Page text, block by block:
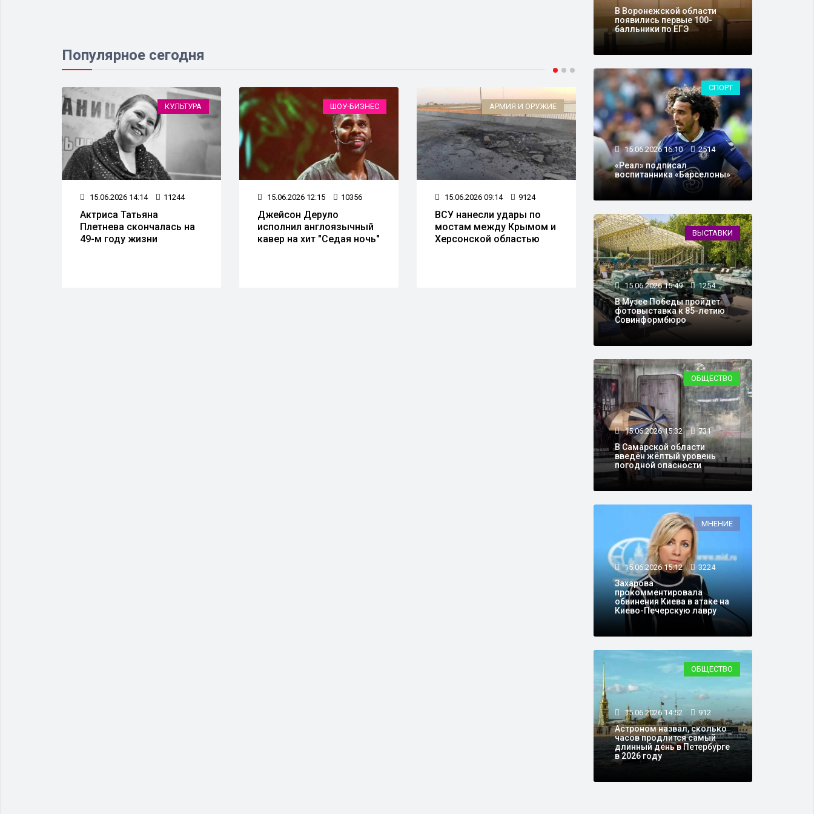
Популярное сегодня
КУЛЬТУРА
15.06.2026 14:14 11244
Актриса Татьяна
Плетнева скончалась на
49-м году жизни
ШОУ-БИЗНЕС
15.06.2026 12:15 10356
Джейсон Деруло
исполнил англоязычный
кавер на хит "Седая ночь"
АРМИЯ И ОРУЖИЕ
15.06.2026 09:14 9124
ВСУ нанесли удары по
мостам между Крымом и
Херсонской областью
ФИНАНСЫ
В Госдуме
спрогнозировали курс
доллара к концу года
В Воронежской области
появились первые 100-
балльники по ЕГЭ
СПОРТ
15.06.2026 16:10 2514
«Реал» подписал
воспитанника «Барселоны»
ВЫСТАВКИ
15.06.2026 15:49 1254
В Музее Победы пройдет
фотовыставка к 85-летию
Совинформбюро
ОБЩЕСТВО
15.06.2026 15:32 731
В Самарской области
введён жёлтый уровень
погодной опасности
МНЕНИЕ
15.06.2026 15:12 3224
Захарова
прокомментировала
обвинения Киева в атаке на
Киево-Печерскую лавру
ОБЩЕСТВО
15.06.2026 14:52 912
Астроном назвал, сколько
часов продлится самый
длинный день в Петербурге
в 2026 году